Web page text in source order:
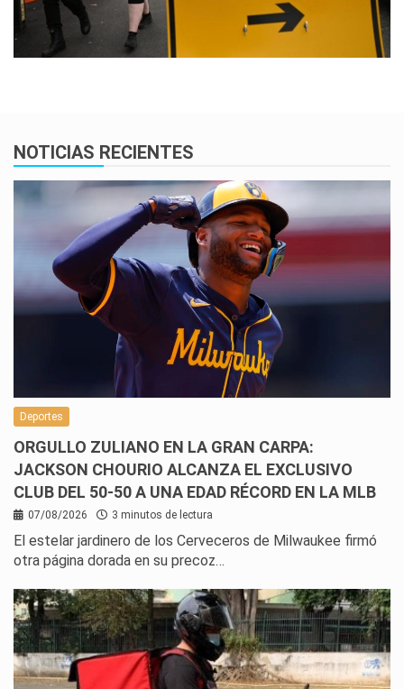
NOTICIAS RECIENTES
Deportes
ORGULLO ZULIANO EN LA GRAN CARPA:
JACKSON CHOURIO ALCANZA EL EXCLUSIVO
CLUB DEL 50-50 A UNA EDAD RÉCORD EN LA MLB
07/08/2026 3 minutos de lectura
El estelar jardinero de los Cerveceros de Milwaukee firmó
otra página dorada en su precoz…